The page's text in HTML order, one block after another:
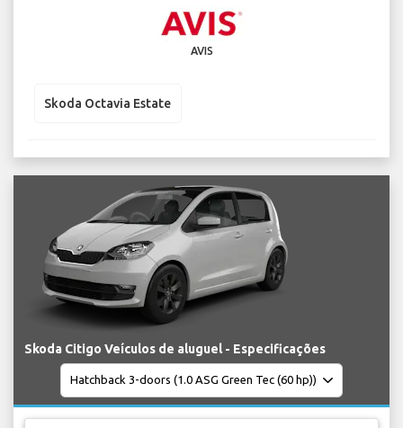
AVIS
Skoda Octavia Estate
Skoda Citigo Veículos de aluguel - Especificações